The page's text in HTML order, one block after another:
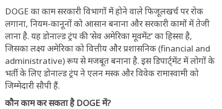
DOGE का काम सरकारी विभागों में होने वाले फिजूलखर्च पर रोक
लगाना, नियम-कानूनों को आसान बनाना और सरकारी कामों में तेजी
लाना है. यह डोनाल्ड ट्रंप की ‘सेव अमेरिका मूवमेंट’ का हिस्सा है,
जिसका लक्ष्य अमेरिका को वित्तीय और प्रशासनिक (financial and
administrative) रूप से मजबूत बनाना है. इस डिपार्ट्मेंट में लोगों के
भर्ती के लिए डोनाल्ड ट्रंप ने एलन मस्क और विवेक रामास्वामी को
जिम्मेदारी सौपी हैं.
कौन काम कर सकता है DOGE में?